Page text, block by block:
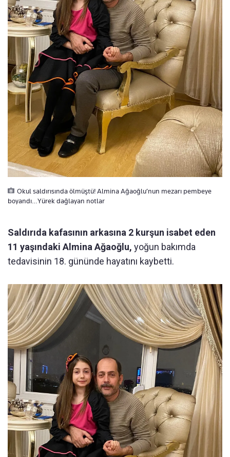
Okul saldırısında ölmüştü! Almina Ağaoğlu’nun mezarı pembeye
boyandı…Yürek dağlayan notlar
Saldırıda kafasının arkasına 2 kurşun isabet eden
11 yaşındaki Almina Ağaoğlu, yoğun bakımda
tedavisinin 18. gününde hayatını kaybetti.